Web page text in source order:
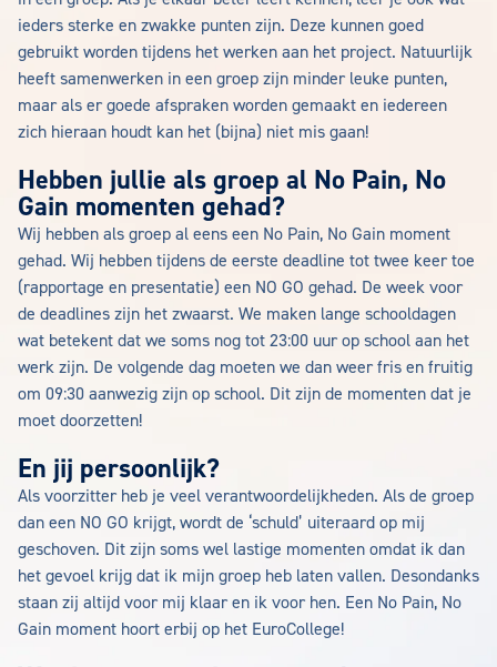
ieders sterke en zwakke punten zijn. Deze kunnen goed
gebruikt worden tijdens het werken aan het project. Natuurlijk
heeft samenwerken in een groep zijn minder leuke punten,
maar als er goede afspraken worden gemaakt en iedereen
zich hieraan houdt kan het (bijna) niet mis gaan!
Hebben jullie als groep al No Pain, No
Gain momenten gehad?
Wij hebben als groep al eens een No Pain, No Gain moment
gehad. Wij hebben tijdens de eerste deadline tot twee keer toe
(rapportage en presentatie) een NO GO gehad. De week voor
de deadlines zijn het zwaarst. We maken lange schooldagen
wat betekent dat we soms nog tot 23:00 uur op school aan het
werk zijn. De volgende dag moeten we dan weer fris en fruitig
om 09:30 aanwezig zijn op school. Dit zijn de momenten dat je
moet doorzetten!
En jij persoonlijk?
Als voorzitter heb je veel verantwoordelijkheden. Als de groep
dan een NO GO krijgt, wordt de ‘schuld’ uiteraard op mij
geschoven. Dit zijn soms wel lastige momenten omdat ik dan
het gevoel krijg dat ik mijn groep heb laten vallen. Desondanks
staan zij altijd voor mij klaar en ik voor hen. Een No Pain, No
Gain moment hoort erbij op het EuroCollege!